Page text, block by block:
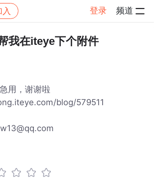
入 登录 频道
帖子详情
我在iteye下个附件
用，谢谢啦
blog/579511